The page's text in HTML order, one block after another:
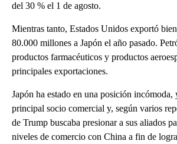
del 30 % el 1 de agosto.
Mientras tanto, Estados Unidos exportó
80.000 millones a Japón el año pasado.
productos farmacéuticos y productos
principales exportaciones.
Japón ha estado en una posición incómoda,
principal socio comercial y, según varios
de Trump buscaba presionar a sus aliados
niveles de comercio con China a fin de